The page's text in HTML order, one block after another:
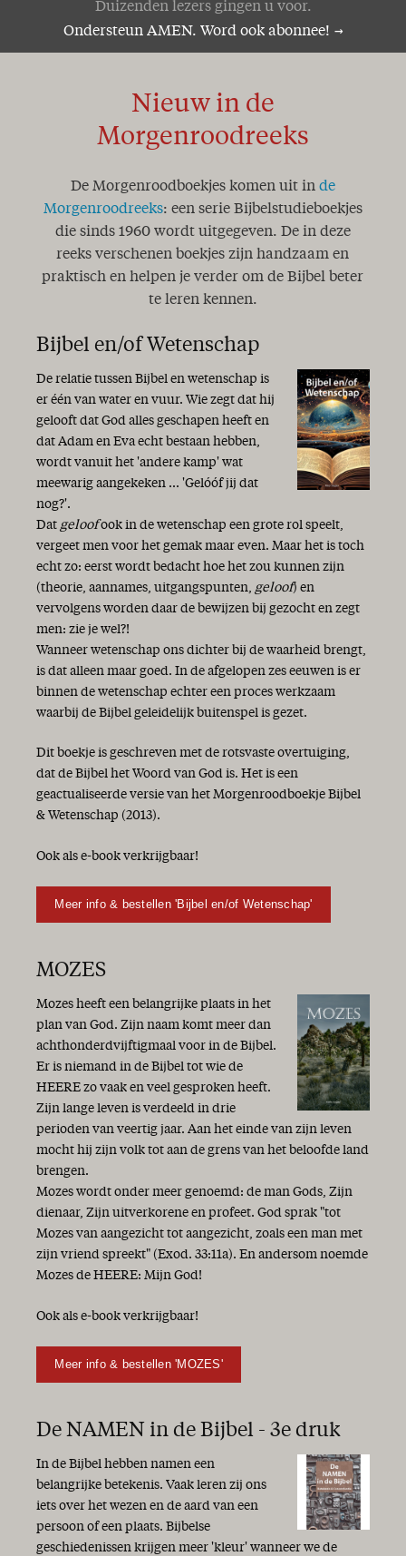
Duizenden lezers gingen u voor.
Ondersteun AMEN. Word ook abonnee!
Nieuw in de
Morgenroodreeks
De Morgenroodboekjes komen uit in de
Morgenroodreeks: een serie Bijbelstudieboekjes
die sinds 1960 wordt uitgegeven. De in deze
reeks verschenen boekjes zijn handzaam en
praktisch en helpen je verder om de Bijbel beter
te leren kennen.
Bijbel en/of Wetenschap
De relatie tussen Bijbel en wetenschap is
er één van water en vuur. Wie zegt dat hij
gelooft dat God alles geschapen heeft en
dat Adam en Eva echt bestaan hebben,
wordt vanuit het 'andere kamp' wat
meewarig aangekeken ... 'Gelóóf jij dat
nog?'.
Dat geloofook in de wetenschap een grote rol speelt,
vergeet men voor het gemak maar even. Maar het is toch
echt zo: eerst wordt bedacht hoe het zou kunnen zijn
(theorie, aannames, uitgangspunten, geloof) en
vervolgens worden daar de bewijzen bij gezocht en zegt
men: zie je wel?!
Wanneer wetenschap ons dichter bij de waarheid brengt,
is dat alleen maar goed. In de afgelopen zes eeuwen is er
binnen de wetenschap echter een proces werkzaam
waarbij de Bijbel geleidelijk buitenspel is gezet.
Dit boekje is geschreven met de rotsvaste overtuiging,
dat de Bijbel het Woord van God is. Het is een
geactualiseerde versie van het Morgenroodboekje Bijbel
& Wetenschap (2013).
Ook als e-book verkrijgbaar!
Meer info & bestellen 'Bijbel en/of Wetenschap'
MOZES
Mozes heeft een belangrijke plaats in het
plan van God. Zijn naam komt meer dan
achthonderdvijftigmaal voor in de Bijbel.
Er is niemand in de Bijbel tot wie de
HEERE zo vaak en veel gesproken heeft.
Zijn lange leven is verdeeld in drie
perioden van veertig jaar. Aan het einde van zijn leven
mocht hij zijn volk tot aan de grens van het beloofde land
brengen.
Mozes wordt onder meer genoemd: de man Gods, Zijn
dienaar, Zijn uitverkorene en profeet. God sprak "tot
Mozes van aangezicht tot aangezicht, zoals een man met
zijn vriend spreekt" (Exod. 33:11a). En andersom noemde
Mozes de HEERE: Mijn God!
Ook als e-book verkrijgbaar!
Meer info & bestellen 'MOZES'
De NAMEN in de Bijbel - 3e druk
In de Bijbel hebben namen een
belangrijke betekenis. Vaak leren zij ons
iets over het wezen en de aard van een
persoon of een plaats. Bijbelse
geschiedenissen krijgen meer 'kleur' wanneer we de